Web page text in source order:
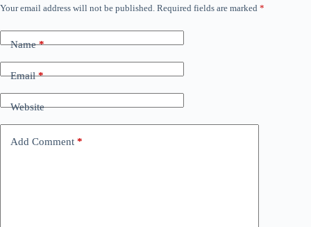
Your email address will not be published. Required fields are marked *
Name*
Email*
Website
Add Comment *